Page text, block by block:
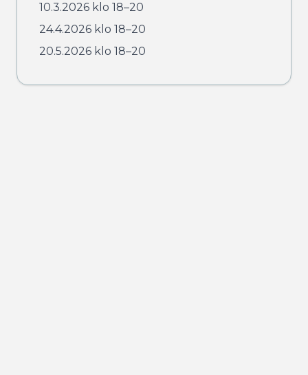
10.3.2026 klo 18–20
24.4.2026 klo 18–20
20.5.2026 klo 18–20